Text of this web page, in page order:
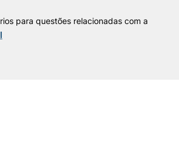
para questões relacionadas com a